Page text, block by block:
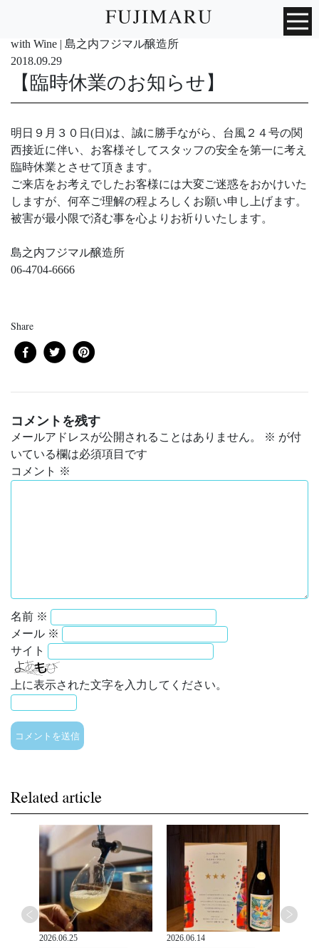
with Wine | 島之内フジマル醸造所
2018.09.29
【臨時休業のお知らせ】
明日９月３０日(日)は、誠に勝手ながら、台風２４号の関
西接近に伴い、お客様そしてスタッフの安全を第一に考え
臨時休業とさせて頂きます。
ご来店をお考えでしたお客様には大変ご迷惑をおかけいた
しますが、何卒ご理解の程よろしくお願い申し上げます。
被害が最小限で済む事を心よりお祈りいたします。
島之内フジマル醸造所
06-4704-6666
Share
コメントを残す
メールアドレスが公開されることはありません。 ※ が付
いている欄は必須項目です
コメント ※
名前 ※
メール ※
サイト
上に表示された文字を入力してください。
2026.06.25
2026.06.14